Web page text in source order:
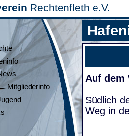
Rechtenfleth e.V.
Mitgliederinfo
Auf dem
Südlich
Weg in